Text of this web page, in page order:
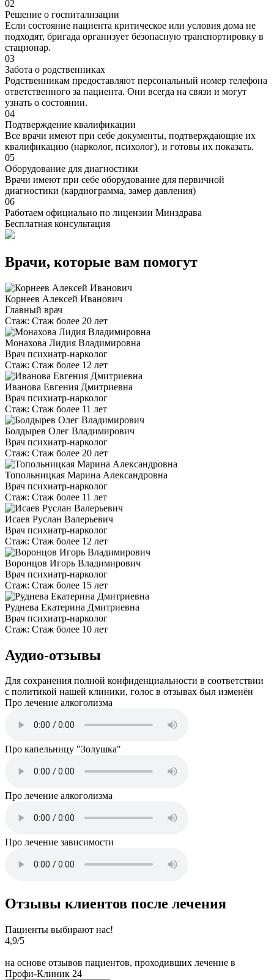
02
Решение о госпитализации
Если состояние пациента критическое или условия дома не
подходят, бригада организует безопасную транспортировку в
стационар.
03
Забота о родственниках
Родственникам предоставляют персональный номер телефона
ответственного за пациента. Они всегда на связи и могут
узнать о состоянии.
04
Подтверждение квалификации
Все врачи имеют при себе документы, подтверждающие их
квалификацию (нарколог, психолог), и готовы их показать.
05
Оборудование для диагностики
Врачи имеют при себе оборудование для первичной
диагностики (кардиограмма, замер давления)
06
Работаем официально по лицензии Минздрава
Бесплатная консультация
Врачи, которые вам помогут
Корнеев Алексей Иванович
Главный врач
Стаж: Стаж более 20 лет
Монахова Лидия Владимировна
Врач психиатр-нарколог
Стаж: Стаж более 12 лет
Иванова Евгения Дмитриевна
Врач психиатр-нарколог
Стаж: Стаж более 11 лет
Болдырев Олег Владимирович
Врач психиатр-нарколог
Стаж: Стаж более 20 лет
Топольницкая Марина Александровна
Врач психиатр-нарколог
Стаж: Стаж более 11 лет
Исаев Руслан Валерьевич
Врач психиатр-нарколог
Стаж: Стаж более 12 лет
Воронцов Игорь Владимирович
Врач психиатр-нарколог
Стаж: Стаж более 15 лет
Руднева Екатерина Дмитриевна
Врач психиатр-нарколог
Стаж: Стаж более 10 лет
Аудио-отзывы
Для сохранения полной конфиденциальности в соответствии
с политикой нашей клиники, голос в отзывах был изменён
Про лечение алкоголизма
Про капельницу "Золушка"
Про лечение алкоголизма
Про лечение зависимости
Отзывы клиентов после лечения
Пациенты выбирают нас!
4,9/5
на основе отзывов пациентов, проходивших лечение в
Профи-Клиник 24